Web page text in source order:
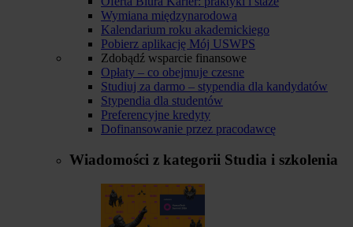
Wymiana międzynarodowa
Kalendarium roku akademickiego
Pobierz aplikację Mój USWPS
Zdobądź wsparcie finansowe
Opłaty – co obejmuje czesne
Studiuj za darmo – stypendia dla kandydatów
Stypendia dla studentów
Preferencyjne kredyty
Dofinansowanie przez pracodawcę
Wiadomości z kategorii Studia i szkolenia